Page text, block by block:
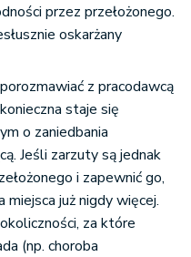
przez przełożonego.
oskarżany
z pracodawcą
staje się
o zaniedbania
Jeśli zarzuty są jednak
i zapewnić go,
miejsca już nigdy więcej.
za które
(np. choroba